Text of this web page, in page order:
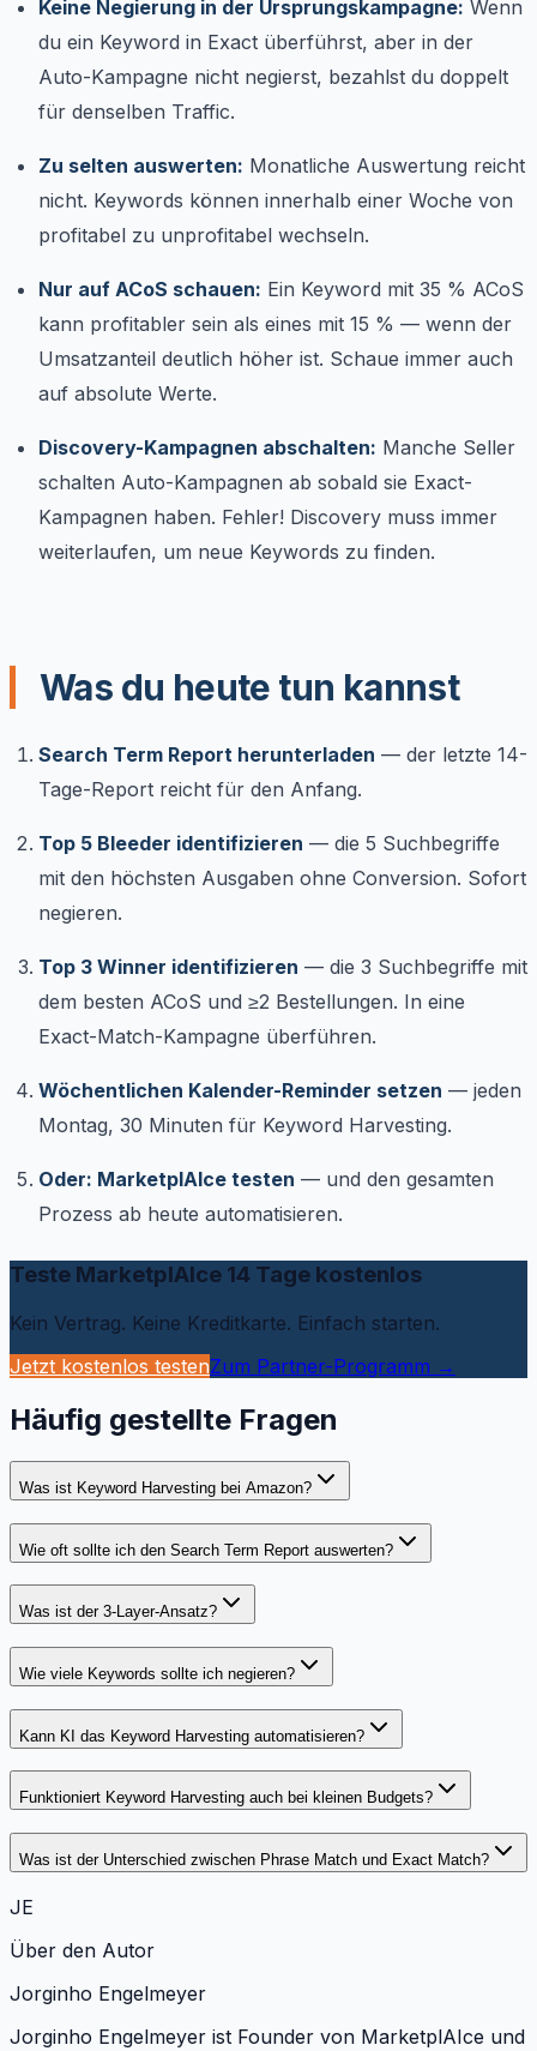
Keine Negierung in der Ursprungskampagne: Wenn
du ein Keyword in Exact überführst, aber in der
Auto-Kampagne nicht negierst, bezahlst du doppelt
für denselben Traffic.
Zu selten auswerten: Monatliche Auswertung reicht
nicht. Keywords können innerhalb einer Woche von
profitabel zu unprofitabel wechseln.
Nur auf ACoS schauen: Ein Keyword mit 35 % ACoS
kann profitabler sein als eines mit 15 % — wenn der
Umsatzanteil deutlich höher ist. Schaue immer auch
auf absolute Werte.
Discovery-Kampagnen abschalten: Manche Seller
schalten Auto-Kampagnen ab sobald sie Exact-
Kampagnen haben. Fehler! Discovery muss immer
weiterlaufen, um neue Keywords zu finden.
Was du heute tun kannst
Search Term Report herunterladen — der letzte 14-
Tage-Report reicht für den Anfang.
Top 5 Bleeder identifizieren — die 5 Suchbegriffe
mit den höchsten Ausgaben ohne Conversion. Sofort
negieren.
Top 3 Winner identifizieren — die 3 Suchbegriffe mit
dem besten ACoS und ≥2 Bestellungen. In eine
Exact-Match-Kampagne überführen.
Wöchentlichen Kalender-Reminder setzen — jeden
Montag, 30 Minuten für Keyword Harvesting.
Oder: MarketplAIce testen — und den gesamten
Prozess ab heute automatisieren.
Teste MarketplAIce 14 Tage kostenlos
Kein Vertrag. Keine Kreditkarte. Einfach starten.
Jetzt kostenlos testenZum Partner-Programm →
Häufig gestellte Fragen
Was ist Keyword Harvesting bei Amazon?
Wie oft sollte ich den Search Term Report auswerten?
Was ist der 3-Layer-Ansatz?
Wie viele Keywords sollte ich negieren?
Kann KI das Keyword Harvesting automatisieren?
Funktioniert Keyword Harvesting auch bei kleinen Budgets?
Was ist der Unterschied zwischen Phrase Match und Exact Match?
JE
Über den Autor
Jorginho Engelmeyer
Jorginho Engelmeyer ist Founder von MarketplAIce und